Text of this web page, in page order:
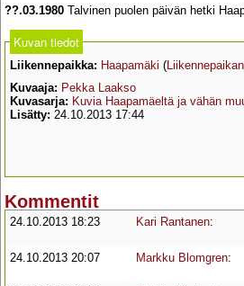
??.03.1980 Talvinen puolen päivän hetki
Kuvan tiedot
Liikennepaikka: Haapamäki (
Kuvaaja: Pekka Laakso
Kuvasarja: Kuvia Haapamäeltä ja vähän
Lisätty: 24.10.2013 17:44
Kommentit
24.10.2013 18:23 Kari Rantanen:
24.10.2013 20:07
Markku Blomgren: